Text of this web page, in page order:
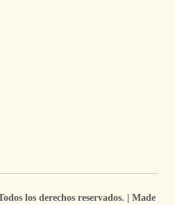
los derechos reservados. | Made